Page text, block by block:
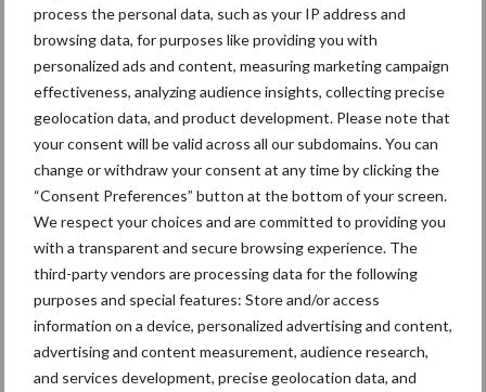
process the personal data, such as your IP address and
browsing data, for purposes like providing you with
personalized ads and content, measuring marketing campaign
effectiveness, analyzing audience insights, collecting precise
geolocation data, and product development. Please note that
your consent will be valid across all our subdomains. You can
change or withdraw your consent at any time by clicking the
“Consent Preferences” button at the bottom of your screen.
We respect your choices and are committed to providing you
with a transparent and secure browsing experience. The
third-party vendors are processing data for the following
purposes and special features: Store and/or access
information on a device, personalized advertising and content,
advertising and content measurement, audience research,
and services development, precise geolocation data, and
Themapagina's
Diergezondheid Bemesting Fokkerij
Mastitis Hittestress
Toon meer